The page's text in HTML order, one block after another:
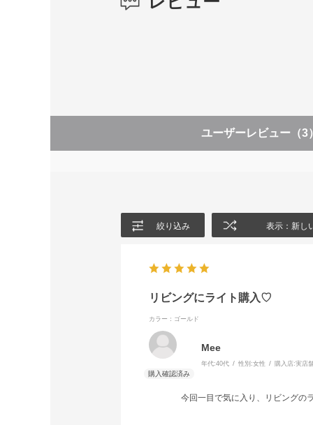
ユーザーレビュー （3
絞り込み 表示：新し
リビングにライト購入♡
カラー：ゴールド
Mee
年代:40代 性別:女性 購入店:実店
今回一目で気に入り、リビングの